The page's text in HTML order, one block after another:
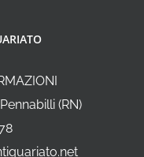
(RN)